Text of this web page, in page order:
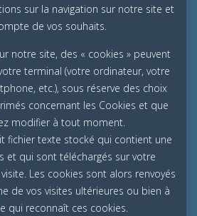
sur la navigation sur notre site et
de vos souhaits.
notre site, des « cookies » peuvent
terminal (votre ordinateur, votre
etc.), sous réserve des choix
concernant les Cookies et que
modifier à tout moment.
fichier texte stocké qui contient une
et qui sont téléchargés sur votre
Les cookies sont alors renvoyés
de vos visites ultérieures ou bien à
qui reconnaît ces cookies.